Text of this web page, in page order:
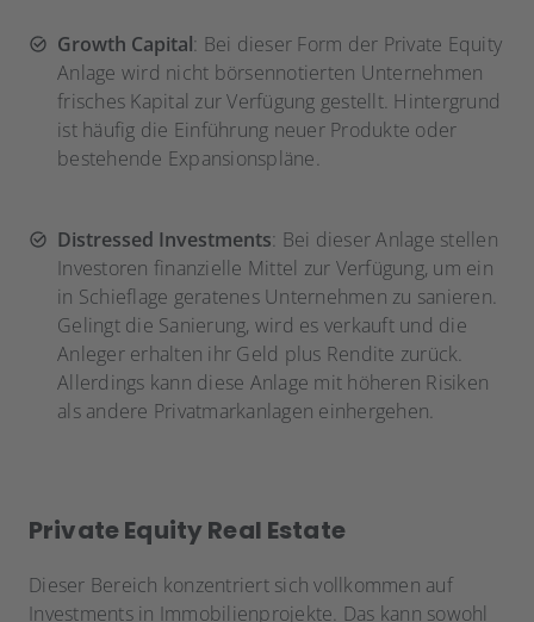
Growth Capital: Bei dieser Form der Private Equity
Anlage wird nicht börsennotierten Unternehmen
frisches Kapital zur Verfügung gestellt. Hintergrund
ist häufig die Einführung neuer Produkte oder
bestehende Expansionspläne.
Distressed Investments: Bei dieser Anlage stellen
Investoren finanzielle Mittel zur Verfügung, um ein
in Schieflage geratenes Unternehmen zu sanieren.
Gelingt die Sanierung, wird es verkauft und die
Anleger erhalten ihr Geld plus Rendite zurück.
Allerdings kann diese Anlage mit höheren Risiken
als andere Privatmarkanlagen einhergehen.
Private Equity Real Estate
Dieser Bereich konzentriert sich vollkommen auf
Investments in Immobilienprojekte. Das kann sowohl